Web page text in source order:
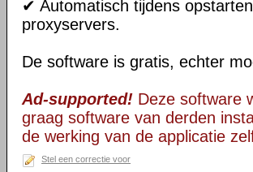
✔ Automatisch tijdens
proxyservers.
De software is gratis, echter
Ad-supported! Deze software
graag software van derden
de werking van de applicatie
Stel een correctie voor